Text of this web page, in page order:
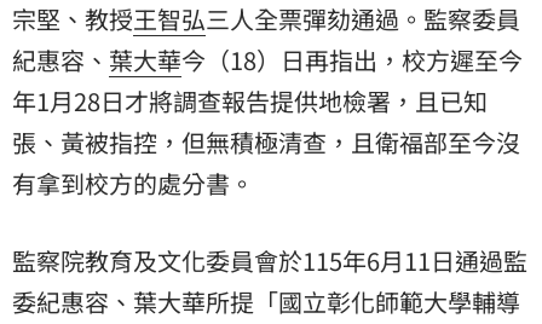
宗堅 、教授王智弘三人全票彈劾通過。監察委員
紀惠容 、 葉大華今（18）日再指出，校方遲至今
年1月28日才將調查報告提供地檢署，且已知
張、黃被指控，但無積極清查，且衛福部至今沒
有拿到校方的處分書。
監察院教育及文化委員會於115年6月11日通過監
委紀惠容、葉大華所提「國立彰化師範大學輔導